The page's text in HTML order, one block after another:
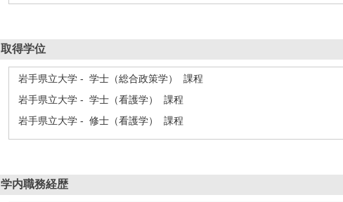
取得学位
岩手県立大学 - 学士（総合政策学） 課程
岩手県立大学 - 学士（看護学） 課程
岩手県立大学 - 修士（看護学） 課程
学内職務経歴